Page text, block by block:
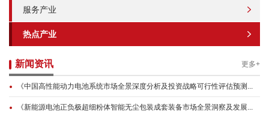
服务产业
热点产业
新闻资讯 更多+
《中国高性能动力电池系统市场全景深度分析及投资战略可行性评估预测...
《新能源电池正负极超细粉体智能无尘包装成套装备市场全景洞察及发展...